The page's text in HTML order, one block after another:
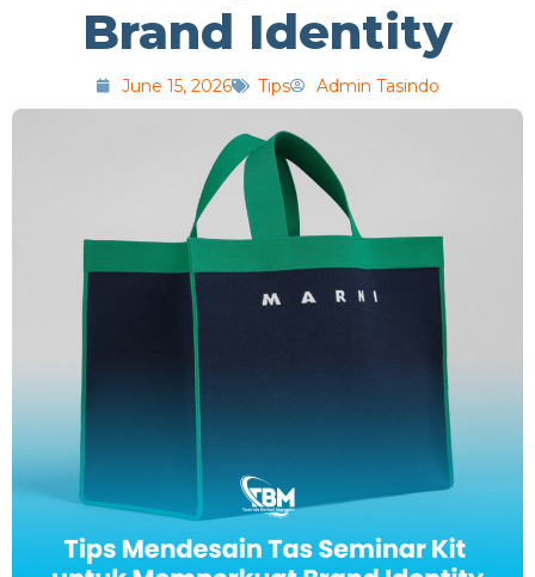
Brand Identity
June 15, 2026 Tips Admin Tasindo